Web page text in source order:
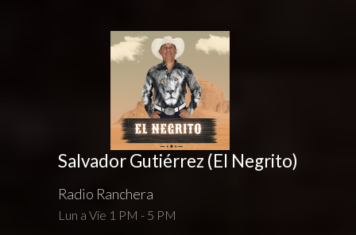
Salvador Gutiérrez (El Negrito)
Radio Ranchera
Lun a Vie 1 PM - 5 PM